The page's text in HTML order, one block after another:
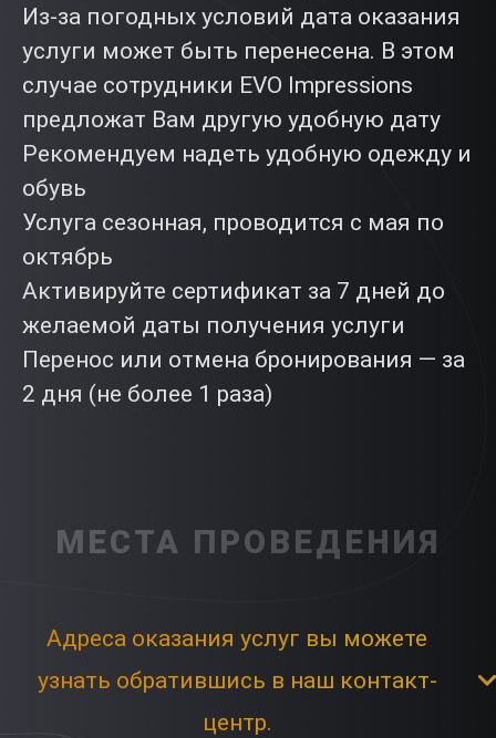
Из-за погодных условий дата оказания
услуги может быть перенесена. В этом
случае сотрудники EVO Impressions
предложат Вам другую удобную дату
Рекомендуем надеть удобную одежду и
обувь
Услуга сезонная, проводится с мая по
октябрь
Активируйте сертификат за 7 дней до
желаемой даты получения услуги
Перенос или отмена бронирования — за
2 дня (не более 1 раза)
МЕСТА ПРОВЕДЕНИЯ
Адреса оказания услуг вы можете
узнать обратившись в наш контакт-
центр.